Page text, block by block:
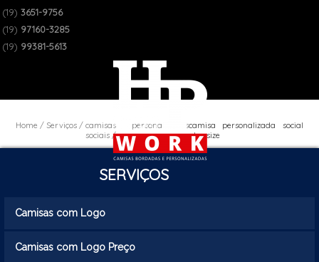
(19) 3651-9756
(19) 97160-3285
(19) 99381-5613
Home Serviços
camisas personalizadas
sociais
camisa personalizada social
plus size
SERVIÇOS
Camisas com Logo
Camisas com Logo Preço